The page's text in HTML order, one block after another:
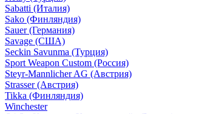
Sabatti (Италия)
Sako (Финляндия)
Sauer (Германия)
Savage (США)
Seckin Savunma (Турция)
Sport Weapon Custom (Россия)
Steyr-Mannlicher AG (Австрия)
Strasser (Австрия)
Tikka (Финляндия)
Winchester